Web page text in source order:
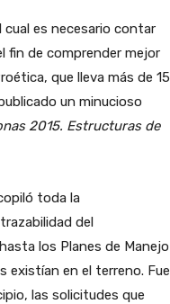
es necesario contar
fin de comprender mejor
que lleva más de 15
un minucioso
2015. Estructuras de
toda la
del
los Planes de Manejo
existían en el terreno. Fue
las solicitudes que